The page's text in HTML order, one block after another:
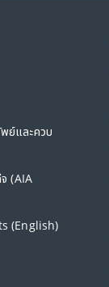
ย์และควบ
(AIA
(English)